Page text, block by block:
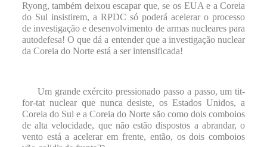
Ryong, também deixou escapar que, se os EUA e a Coreia
do Sul insistirem, a RPDC só poderá acelerar o processo
de investigação e desenvolvimento de armas nucleares para
autodefesa! O que dá a entender que a investigação nuclear
da Coreia do Norte está a ser intensificada!
Um grande exército pressionado passo a passo, um tit-
for-tat nuclear que nunca desiste, os Estados Unidos, a
Coreia do Sul e a Coreia do Norte são como dois comboios
de alta velocidade, que não estão dispostos a abrandar, o
vento está a acelerar em frente, então, os dois comboios